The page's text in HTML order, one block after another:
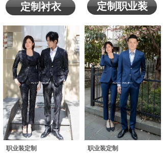
定制职业装
定制衬衣
职业装定制 职业装定制